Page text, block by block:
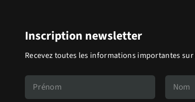
Inscription newsletter
Recevez toutes les informations importantes sur